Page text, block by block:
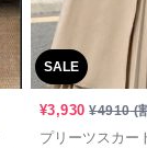
SALE
¥3,930 ¥4910(
プリーツスカー